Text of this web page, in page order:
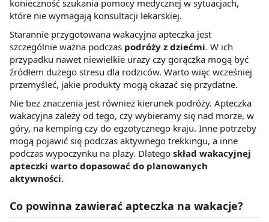
konieczność szukania pomocy medycznej w sytuacjach,
które nie wymagają konsultacji lekarskiej.
Starannie przygotowana wakacyjna apteczka jest
szczególnie ważna podczas podróży z dziećmi. W ich
przypadku nawet niewielkie urazy czy gorączka mogą być
źródłem dużego stresu dla rodziców. Warto więc wcześniej
przemyśleć, jakie produkty mogą okazać się przydatne.
Nie bez znaczenia jest również kierunek podróży. Apteczka
wakacyjna zależy od tego, czy wybieramy się nad morze, w
góry, na kemping czy do egzotycznego kraju. Inne potrzeby
mogą pojawić się podczas aktywnego trekkingu, a inne
podczas wypoczynku na plaży. Dlatego skład wakacyjnej
apteczki warto dopasować do planowanych
aktywności.
Co powinna zawierać apteczka na wakacje?